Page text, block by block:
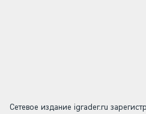
Сетевое издание igrader.ru